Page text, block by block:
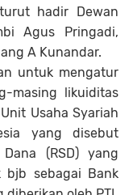
hadir Dewan
Agus Pringadi,
A Kunandar.
untuk mengatur
masing likuiditas
Usaha Syariah
yang disebut
(RSD) yang
bjb sebagai Bank